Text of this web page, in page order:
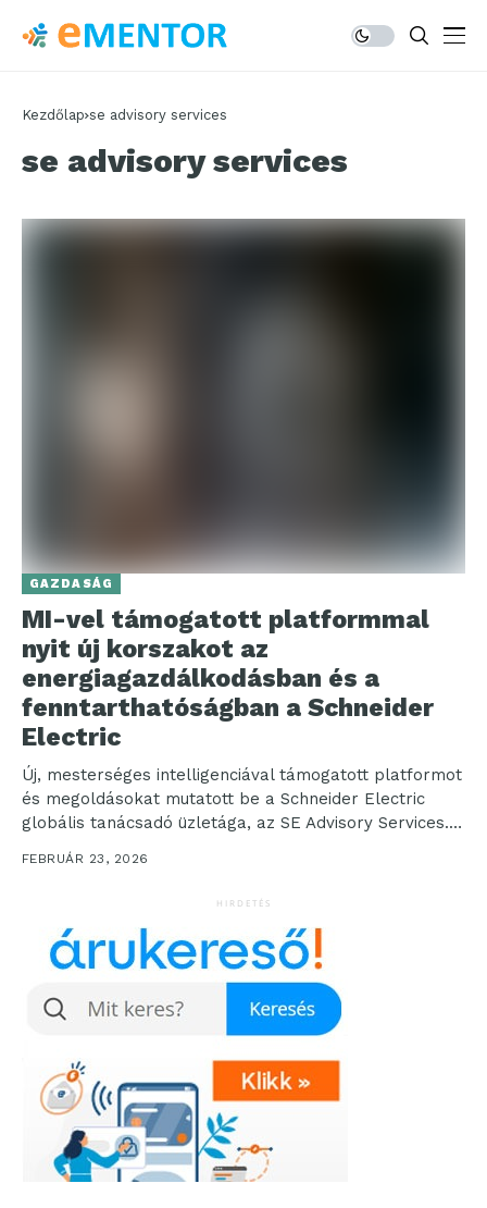
Kezdőlap se advisory services
se advisory services
GAZDASÁG
MI-vel támogatott platformmal
nyit új korszakot az
energiagazdálkodásban és a
fenntarthatóságban a Schneider
Electric
Új, mesterséges intelligenciával támogatott platformot
és megoldásokat mutatott be a Schneider Electric
globális tanácsadó üzletága, az SE Advisory Services. A
Resource Advisor+ új...
FEBRUÁR 23, 2026
HIRDETÉS